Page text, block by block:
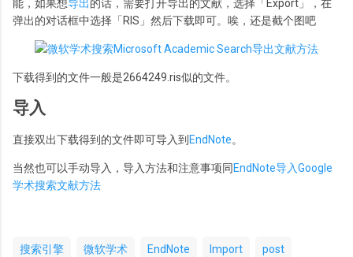
能，如果想导出的话，需要打开导出的文献，选择「Export」，在
弹出的对话框中选择「RIS」然后下载即可。唉，还是截个图吧
下载得到的文件一般是2664249.ris似的文件。
导入
直接双出下载得到的文件即可导入到EndNote。
当然也可以手动导入，导入方法和注意事项同EndNote导入Google
学术搜索文献方法
搜索引擎 微软学术 EndNote Import post